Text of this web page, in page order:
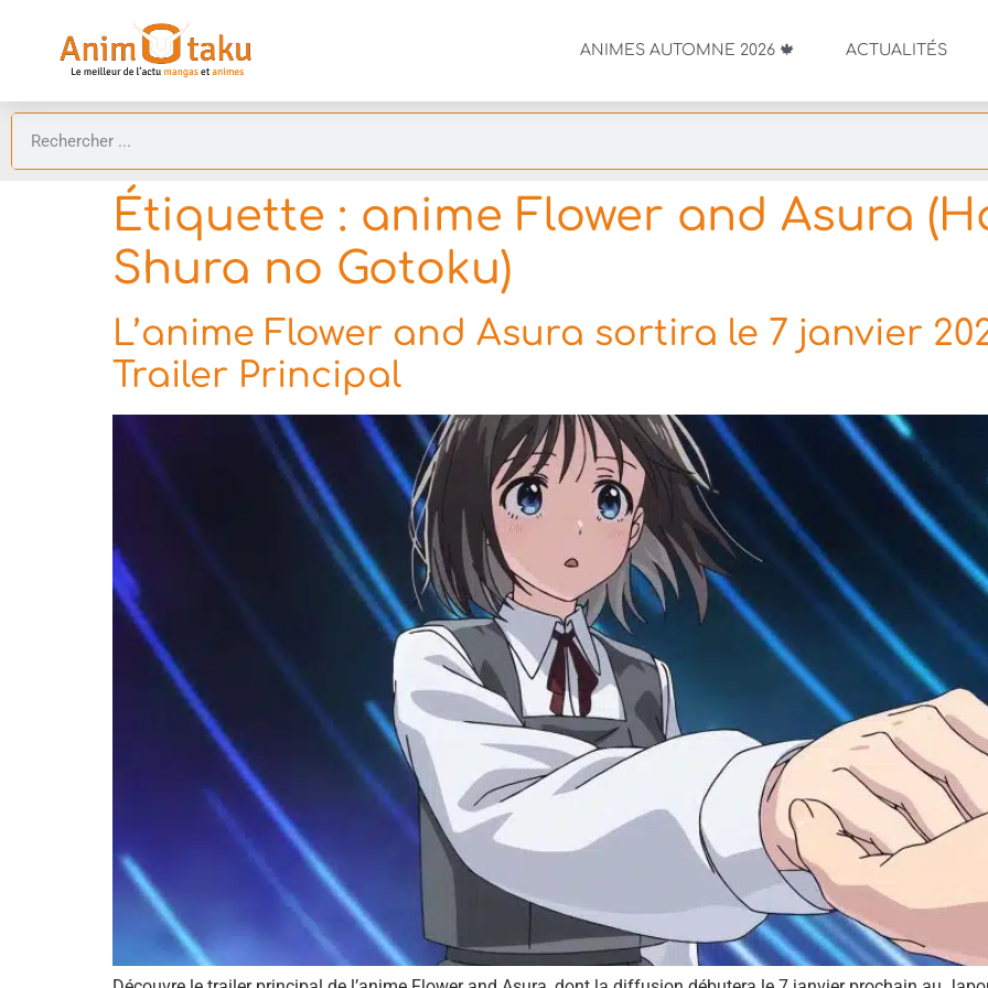
ANIMES AUTOMNE 2026 🍁 ACTUALITÉS
Étiquette : anime Flower and Asura
Shura no Gotoku)
L’anime Flower and Asura sortira le 7 janvier
Trailer Principal